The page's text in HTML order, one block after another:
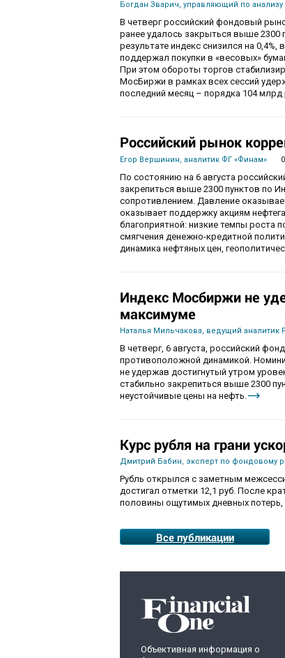
Богдан Зварич, управляющий по
В четверг российский фондовый
ранее удалось закрыться выше 2300
результате индекс снизился на
поддержал покупки в «весовых»
При этом обороты торгов
МосБиржи в рамках всех сессий
последний месяц – порядка 104 млрд
Российский рынок
Егор Вершинин, аналитик ФГ «Финам»
По состоянию на 6 августа
закрепиться выше 2300 пунктов по
сопротивлением. Давление
оказывает поддержку акциям
благоприятной: низкие темпы роста
смягчения денежно-кредитной
динамика нефтяных цен,
Индекс Мосбиржи не
максимуме
Наталья Мильчакова, ведущий аналитик
В четверг, 6 августа, российский
противоположной динамикой.
не удержав достигнутый утром
стабильно закрепиться выше 2300
неустойчивые цены на нефть.
Курс рубля на грани
Дмитрий Бабин, эксперт по фондовому
Рубль открылся с заметным
достигал отметки 12,1 руб. После
половины ощутимых дневных потерь,
Все публикации
Объективная информация о